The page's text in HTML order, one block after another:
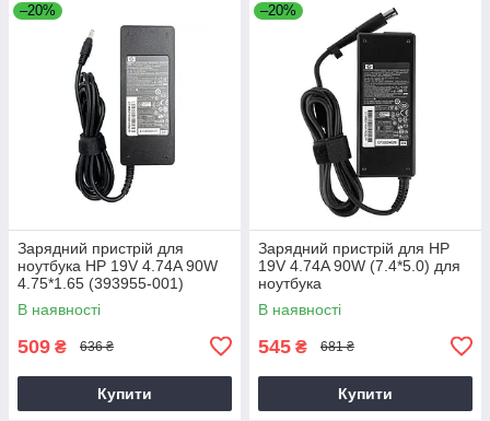
–20%
Зарядний пристрій для
ноутбука HP 19V 4.74A 90W
4.75*1.65 (393955-001)
В наявності
509 ₴ 636 ₴
Купити
–20%
Зарядний пристрій для HP
19V 4.74A 90W (7.4*5.0) для
ноутбука
В наявності
545 ₴ 681 ₴
Купити